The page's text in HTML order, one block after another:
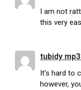
I am not
this very
tubidy
It’s hard to
however,